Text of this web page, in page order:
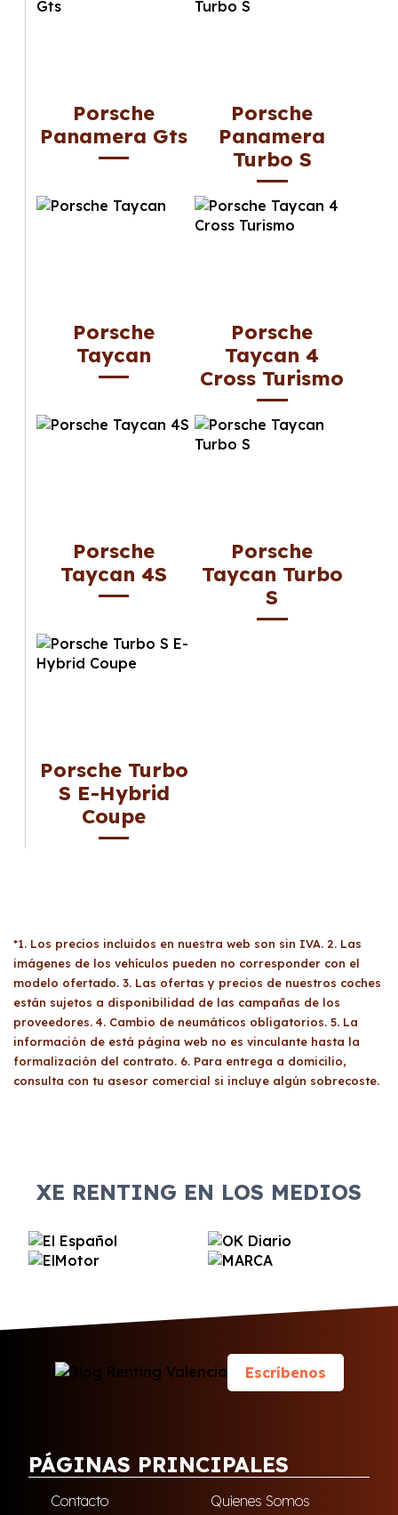
Porsche
Panamera Gts
Porsche
Panamera
Turbo S
Porsche
Taycan
Porsche
Taycan 4
Cross Turismo
Porsche
Taycan 4S
Porsche
Taycan Turbo
S
Porsche Turbo
S E-Hybrid
Coupe
*1. Los precios incluidos en nuestra web son sin IVA. 2. Las
imágenes de los vehículos pueden no corresponder con el
modelo ofertado. 3. Las ofertas y precios de nuestros coches
están sujetos a disponibilidad de las campañas de los
proveedores. 4. Cambio de neumáticos obligatorios. 5. La
información de está página web no es vinculante hasta la
formalización del contrato. 6. Para entrega a domicilio,
consulta con tu asesor comercial si incluye algún sobrecoste.
XE RENTING EN LOS MEDIOS
Escríbenos
PÁGINAS PRINCIPALES
Contacto
Quienes Somos